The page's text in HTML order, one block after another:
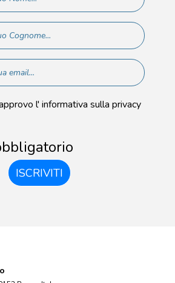
l' informativa sulla privacy
ISCRIVITI